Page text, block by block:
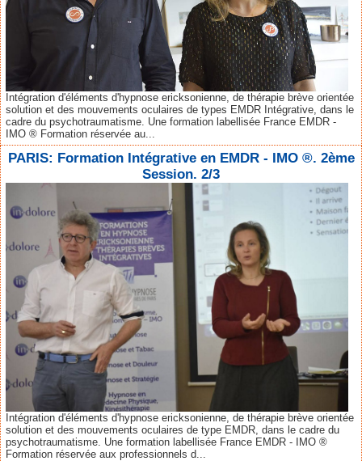
Intégration d'éléments d'hypnose ericksonienne, de thérapie brève orientée
solution et des mouvements oculaires de types EMDR Intégrative, dans le
cadre du psychotraumatisme. Une formation labellisée France EMDR -
IMO ® Formation réservée au...
PARIS: Formation Intégrative en EMDR - IMO ®. 2ème
Session. 2/3
Intégration d'éléments d'hypnose ericksonienne, de thérapie brève orientée
solution et des mouvements oculaires de type EMDR, dans le cadre du
psychotraumatisme. Une formation labellisée France EMDR - IMO ®
Formation réservée aux professionnels d...